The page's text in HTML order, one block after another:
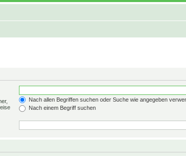
Nach allen Begriffen suchen oder Suche wie angegeben
Nach einem Begriff suchen